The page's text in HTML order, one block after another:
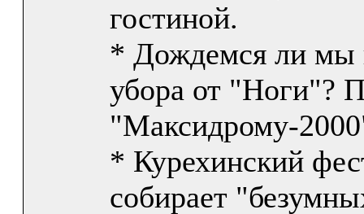
гостиной.
* Дождемся ли мы
убора от "Ноги"?
"Максидрому-
* Курехинский
собирает